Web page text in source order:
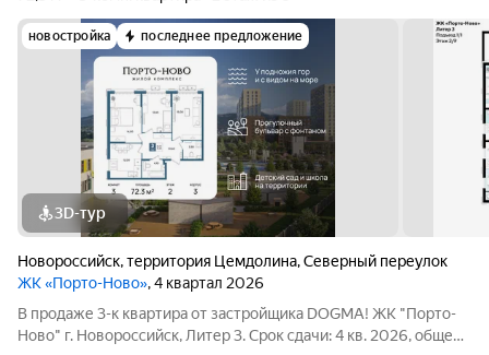
новостройка последнее предложение
3D-тур
Новороссийск,территория Цемдолина,Северный переулок
ЖК «Порто-Ново», 4 квартал 2026
В продаже 3-к квартира от застройщика DOGMA! ЖК "Порто-
Ново" г. Новороссийск, Литер 3. Срок сдачи: 4 кв. 2026, общей